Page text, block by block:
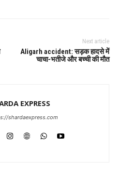
Next article
Aligarh accident: सड़क हादसे में
चाचा-भतीजे और बच्ची की मौत
EXPRESS
shardaexpress.com